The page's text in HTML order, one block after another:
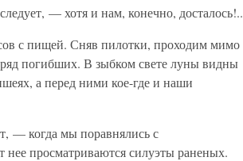
— хотя и нам, конечно, досталось!..
с пищей. Сняв пилотки, проходим мимо
погибших. В зыбком свете луны видны
а перед ними кое-где и наши
— когда мы поравнялись с
нее просматриваются силуэты раненых.